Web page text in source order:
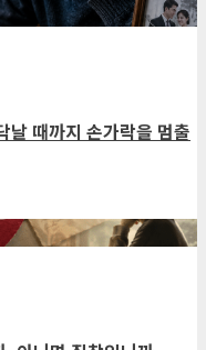
때까지 손가락을 멈출